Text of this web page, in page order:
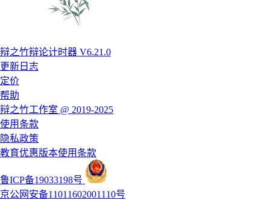
辩之竹辩论计时器 V6.21.0
更新日志
定价
帮助
辩之竹工作室 @ 2019-2025
使用条款
隐私政策
教育优惠版本使用条款
鲁ICP备19033198号
京公网安备11011602001110号